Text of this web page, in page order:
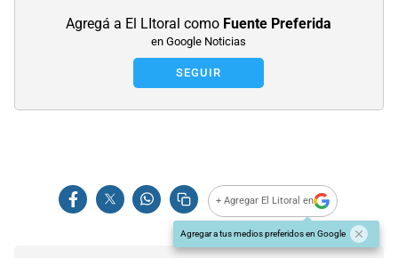
Agregá a El LItoral como Fuente Preferida
en Google Noticias
SEGUIR
+ Agregar El Litoral en
Agregar a tus medios preferidos en Google